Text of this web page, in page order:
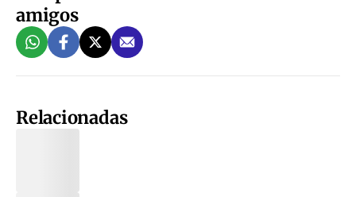
amigos
Relacionadas